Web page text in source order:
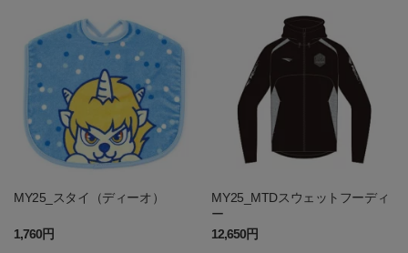
MY25_スタイ（ディーオ）
1,760円
MY25_MTDスウェットフーディ
ー
12,650円